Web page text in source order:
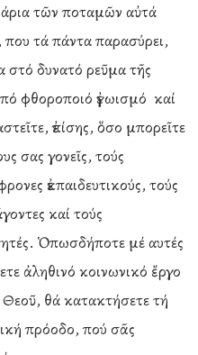
τῶν ποταμῶν αὐτά
τά πάντα παρασύρει,
στό δυνατό ρεῦμα τῆς
φθοροποιό ἐγωισμό καί
ἐπίσης, ὅσο μπορεῖτε
σας γονεῖς, τούς
ἐκπαιδευτικούς, τούς
καί τούς
Ὁπωσδήποτε μέ αυτές
ἀληθινό κοινωνικό ἔργο
Θεοῦ, θά κατακτήσετε τή
πρόοδο, πού σᾶς